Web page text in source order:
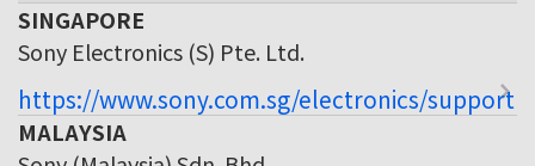
SINGAPORE
Sony Electronics (S) Pte. Ltd.
https://www.sony.com.sg/electronics/support
MALAYSIA